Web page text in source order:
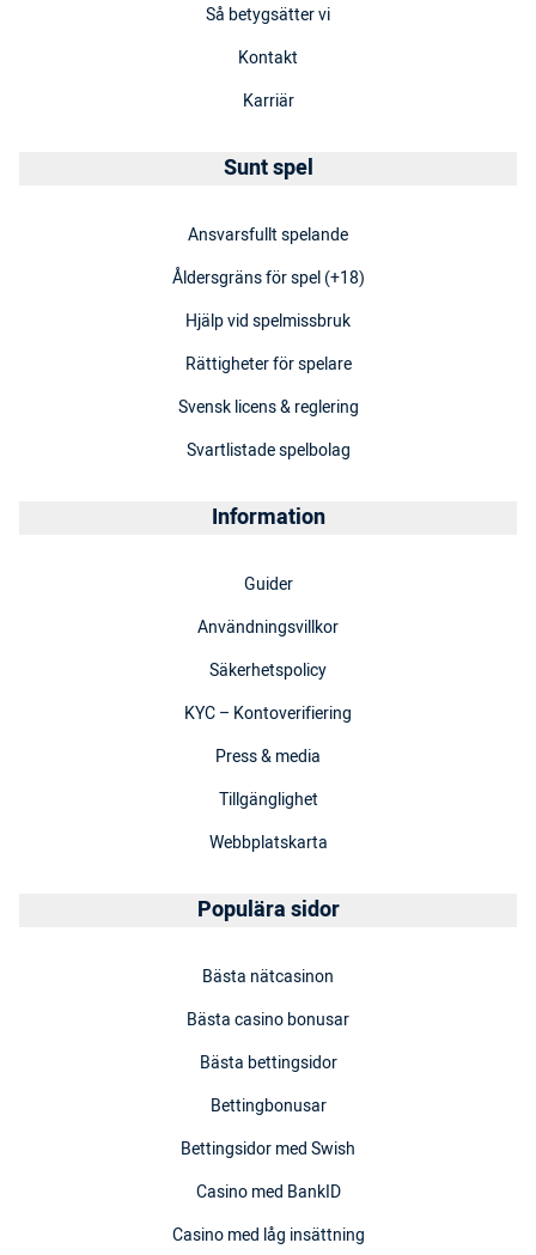
Så betygsätter vi
Kontakt
Karriär
Sunt spel
Ansvarsfullt spelande
Åldersgräns för spel (+18)
Hjälp vid spelmissbruk
Rättigheter för spelare
Svensk licens & reglering
Svartlistade spelbolag
Information
Guider
Användningsvillkor
Säkerhetspolicy
KYC – Kontoverifiering
Press & media
Tillgänglighet
Webbplatskarta
Populära sidor
Bästa nätcasinon
Bästa casino bonusar
Bästa bettingsidor
Bettingbonusar
Bettingsidor med Swish
Casino med BankID
Casino med låg insättning